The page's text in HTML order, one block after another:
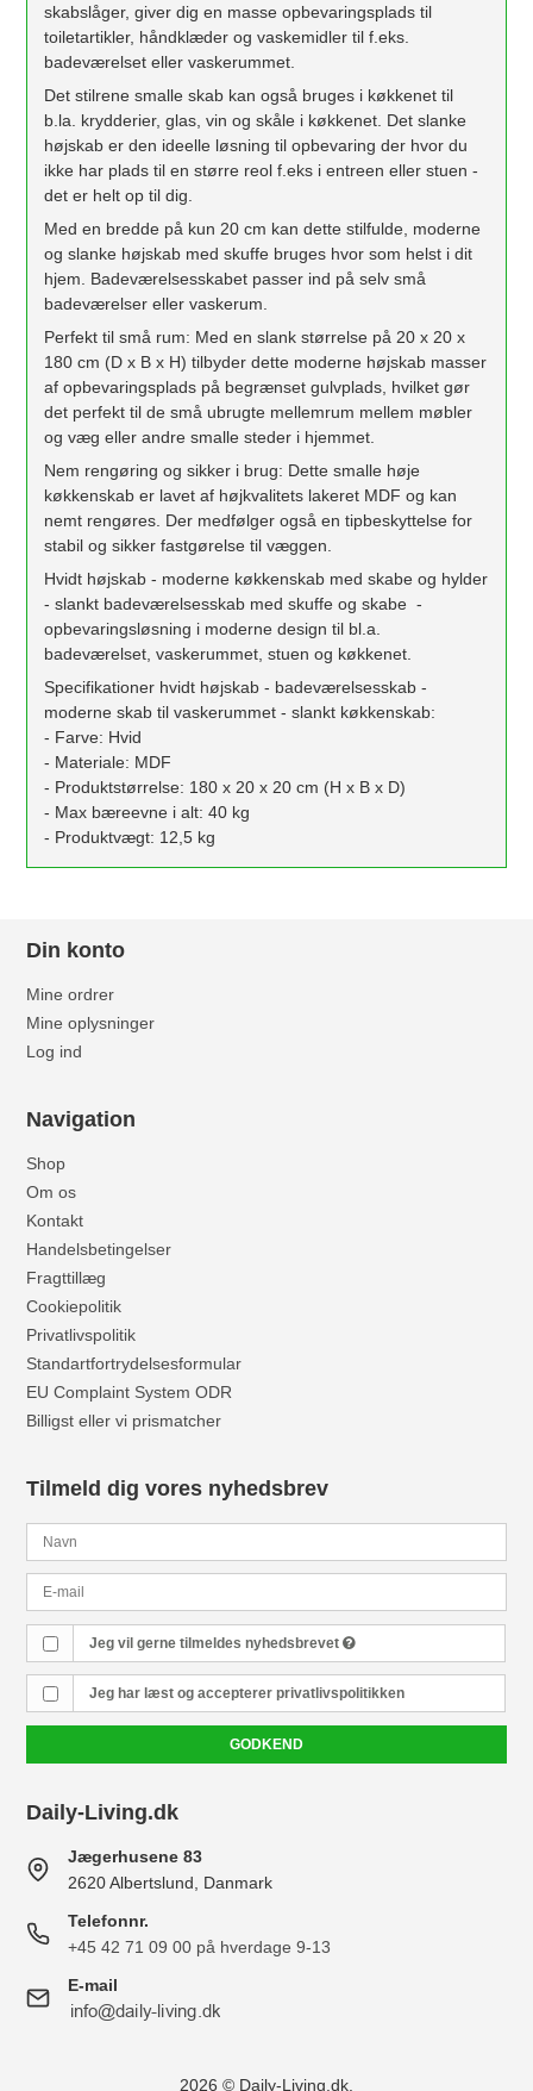
skabslåger, giver dig en masse opbevaringsplads til
toiletartikler, håndklæder og vaskemidler til f.eks.
badeværelset eller vaskerummet.
Det stilrene smalle skab kan også bruges i køkkenet til
b.la. krydderier, glas, vin og skåle i køkkenet. Det slanke
højskab er den ideelle løsning til opbevaring der hvor du
ikke har plads til en større reol f.eks i entreen eller stuen -
det er helt op til dig.
Med en bredde på kun 20 cm kan dette stilfulde, moderne
og slanke højskab med skuffe bruges hvor som helst i dit
hjem. Badeværelsesskabet passer ind på selv små
badeværelser eller vaskerum.
Perfekt til små rum: Med en slank størrelse på 20 x 20 x
180 cm (D x B x H) tilbyder dette moderne højskab masser
af opbevaringsplads på begrænset gulvplads, hvilket gør
det perfekt til de små ubrugte mellemrum mellem møbler
og væg eller andre smalle steder i hjemmet.
Nem rengøring og sikker i brug: Dette smalle høje
køkkenskab er lavet af højkvalitets lakeret MDF og kan
nemt rengøres. Der medfølger også en tipbeskyttelse for
stabil og sikker fastgørelse til væggen.
Hvidt højskab - moderne køkkenskab med skabe og hylder
- slankt badeværelsesskab med skuffe og skabe -
opbevaringsløsning i moderne design til bl.a.
badeværelset, vaskerummet, stuen og køkkenet.
Specifikationer hvidt højskab - badeværelsesskab -
moderne skab til vaskerummet - slankt køkkenskab:
- Farve: Hvid
- Materiale: MDF
- Produktstørrelse: 180 x 20 x 20 cm (H x B x D)
- Max bæreevne i alt: 40 kg
- Produktvægt: 12,5 kg
Din konto
Mine ordrer
Mine oplysninger
Log ind
Navigation
Shop
Om os
Kontakt
Handelsbetingelser
Fragttillæg
Cookiepolitik
Privatlivspolitik
Standartfortrydelsesformular
EU Complaint System ODR
Billigst eller vi prismatcher
Tilmeld dig vores nyhedsbrev
Jeg vil gerne tilmeldes nyhedsbrevet
Jeg har læst og accepterer privatlivspolitikken
GODKEND
Daily-Living.dk
Jægerhusene 83
2620 Albertslund, Danmark
Telefonnr.
+45 42 71 09 00 på hverdage 9-13
E-mail
2026 © Daily-Living.dk.